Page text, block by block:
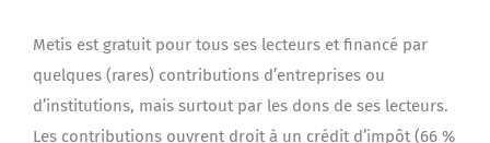
Metis est gratuit pour tous ses lecteurs et financé par
quelques (rares) contributions d’entreprises ou
d’institutions, mais surtout par les dons de ses lecteurs.
Les contributions ouvrent droit à un crédit d’impôt (66 %